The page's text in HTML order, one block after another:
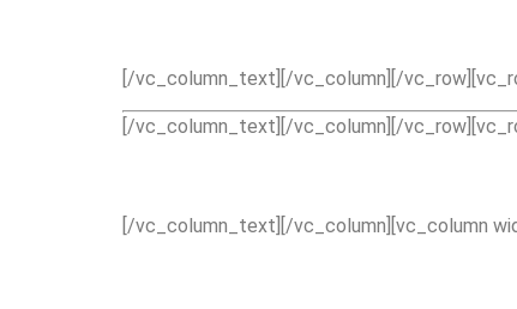
[/vc_column_text][/vc_column][/
[/vc_column_text][/vc_column][/
[/vc_column_text][/vc_column][vc_column